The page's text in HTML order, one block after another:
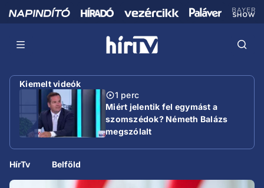
Kiemelt videók
1 perc
Miért jelentik fel egymást a
szomszédok? Németh Balázs
megszólalt
HírTv Belföld